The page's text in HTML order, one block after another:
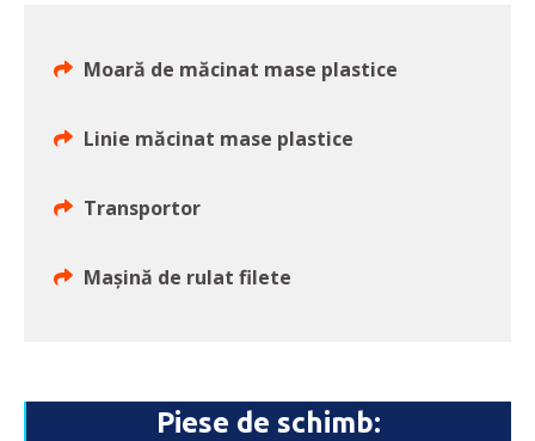
Moară de măcinat mase plastice
Linie măcinat mase plastice
Transportor
Mașină de rulat filete
Piese de schimb: